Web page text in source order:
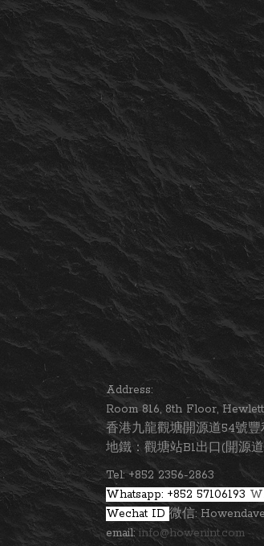
Address:
Room 816, 8th Floor,
香港九龍觀塘開源道54號豐
地鐵：觀塘站B1出口(開源
Tel: +852 2356-2863
Whatsapp: +852 57106193
Wechat ID 微信:
email:info@howenint.com